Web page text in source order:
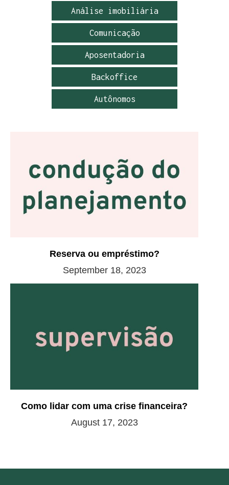
Análise imobiliária
Comunicação
Aposentadoria
Backoffice
Autônomos
Reserva ou empréstimo?
September 18, 2023
Como lidar com uma crise financeira?
August 17, 2023